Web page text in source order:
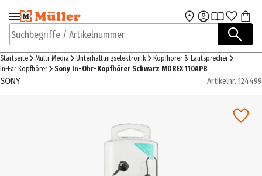
Zur Navigation
springen
Zum Hauptinhalt
Suchbegriffe / Artikelnummer
Startseite Multi-Media Unterhaltungselektronik
Kopfhörer & Lautsprecher
In-Ear Kopfhörer
Sony In-Ohr-Kopfhörer Schwarz MDREX 110APB
SONY Artikelnr. 124499